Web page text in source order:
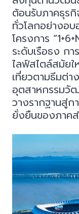
ต้อนรับภาคธุร
ทั่วโลกอย่างอบ
โครงการ
ระดับเรือธง ก
ไลฟ์สไตล์สมัย
เที่ยวตามธีมต่
อุตสาหกรรมวั
วางรากฐานสู่
ยั่งยืนของภาค